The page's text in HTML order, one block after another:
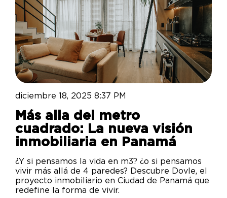
diciembre 18, 2025 8:37 PM
Más alla del metro
cuadrado: La nueva visión
inmobiliaria en Panamá
¿Y si pensamos la vida en m3? ¿o si pensamos
vivir más allá de 4 paredes? Descubre Dovle, el
proyecto inmobiliario en Ciudad de Panamá que
redefine la forma de vivir.